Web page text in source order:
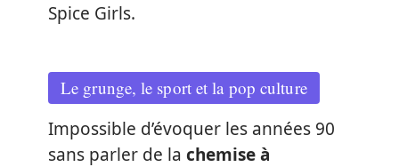
Spice Girls.
Le grunge, le sport et la pop culture
Impossible d’évoquer les années 90
sans parler de la chemise à